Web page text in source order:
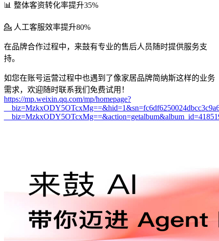
📊 整体客资转化率提升35%
💁 人工客服效率提升80%
在品牌合作过程中，来鼓有专业的售后人员随时提供服务支
持。
如您在账号运营过程中也遇到了像家居品牌简纳斯这样的业务
需求，欢迎随时联系我们免费试用！
https://mp.weixin.qq.com/mp/homepage?